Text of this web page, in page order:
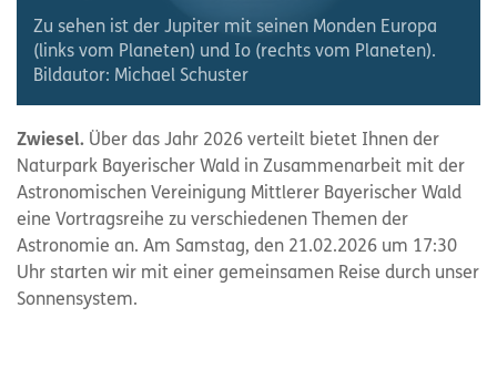
Zu sehen ist der Jupiter mit seinen Monden Europa
(links vom Planeten) und Io (rechts vom Planeten).
Bildautor: Michael Schuster
Zwiesel. Über das Jahr 2026 verteilt bietet Ihnen der
Naturpark Bayerischer Wald in Zusammenarbeit mit der
Astronomischen Vereinigung Mittlerer Bayerischer Wald
eine Vortragsreihe zu verschiedenen Themen der
Astronomie an. Am Samstag, den 21.02.2026 um 17:30
Uhr starten wir mit einer gemeinsamen Reise durch unser
Sonnensystem.